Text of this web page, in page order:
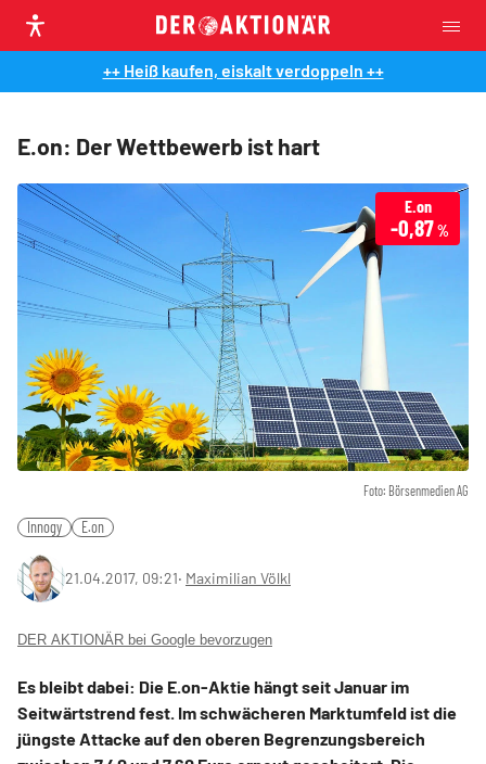
++ Heiß kaufen, eiskalt verdoppeln ++
E.on: Der Wettbewerb ist hart
Foto: Börsenmedien AG
E.on
-0,87%
Innogy E.on
21.04.2017, 09:21‧ Maximilian Völkl
DER AKTIONÄR bei Google bevorzugen
Es bleibt dabei: Die E.on-Aktie hängt seit Januar im
Seitwärtstrend fest. Im schwächeren Marktumfeld ist die
jüngste Attacke auf den oberen Begrenzungsbereich